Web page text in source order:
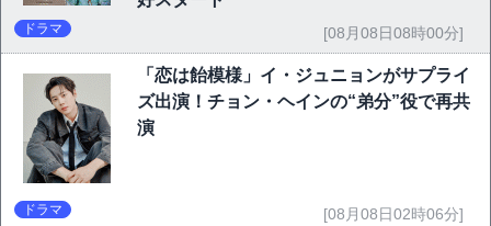
ドラマ [08月08日08時00分]
「恋は飴模様」イ・ジュニョンがサプライ
ズ出演！チョン・ヘインの“弟分”役で再共
演
ドラマ [08月08日02時06分]